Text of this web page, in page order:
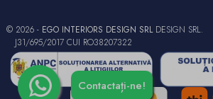
© 2026 - EGO INTERIORS DESIGN SRLDESIGN SRL.
J31/695/2017 CUI RO38207322
Contactați-ne!